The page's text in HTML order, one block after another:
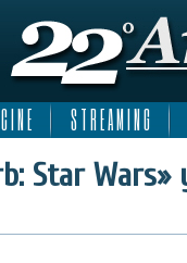
C I N E S T R E A M I N G
Star